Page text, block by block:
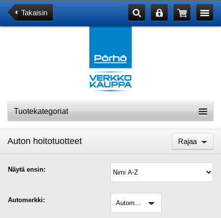
Takaisin
Tuotekategoriat
Rajaa
Auton hoitotuotteet
Näytä ensin:
Automerkki: automerkki